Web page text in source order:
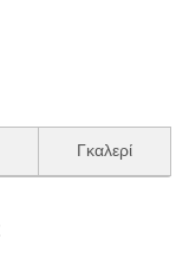
Γκαλερί